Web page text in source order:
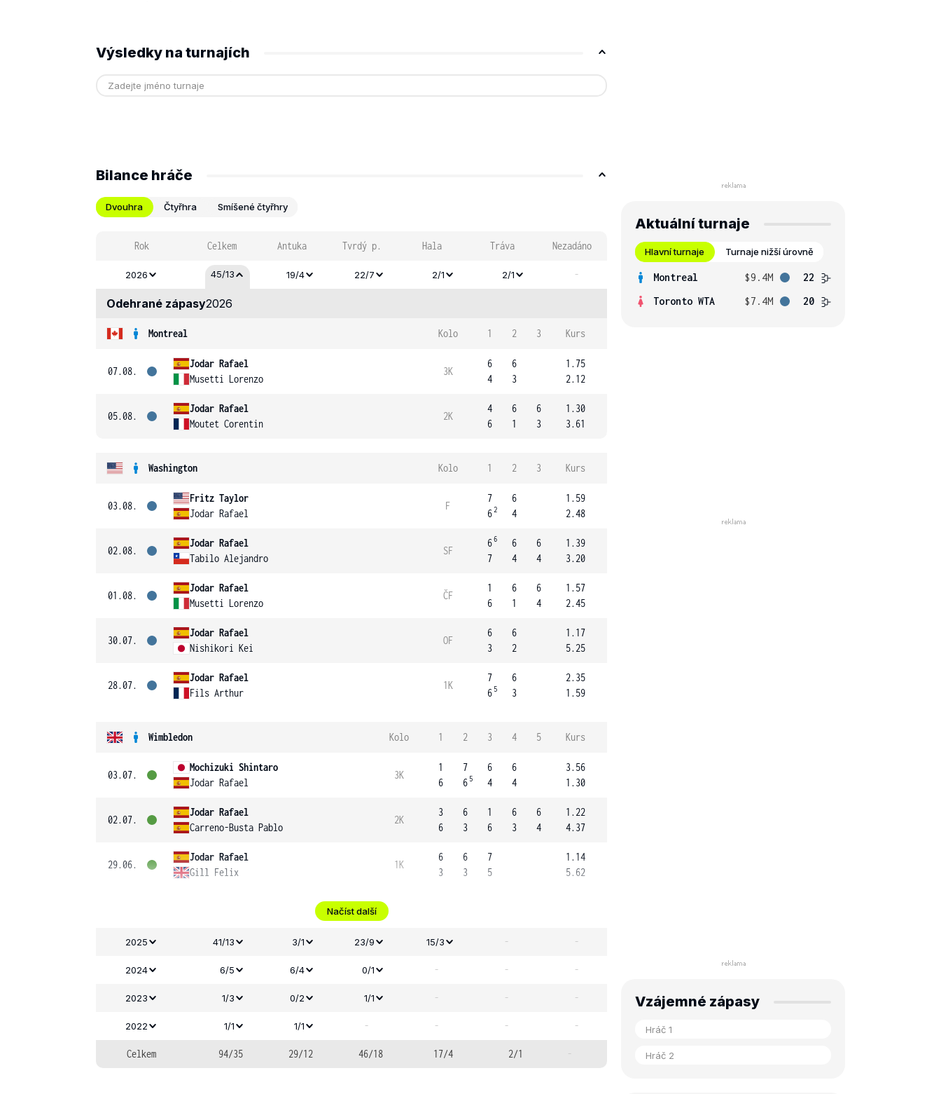
Výsledky na turnajích
Bilance hráče
Dvouhra Čtyřhra Smíšené čtyřhry
Rok Celkem Antuka Tvrdý p. Hala Tráva Nezadáno
2026 45/13 19/4 22/7 2/1 2/1 -
Odehrané zápasy2026
Montreal Kolo 1 2 3 Kurs
07.08.
Jodar Rafael
Musetti Lorenzo
3K
6
4
6
3
1.75
2.12
05.08.
Jodar Rafael
Moutet Corentin
2K
4
6
6
1
6
3
1.30
3.61
Washington Kolo 1 2 3 Kurs
03.08.
Fritz Taylor
Jodar Rafael
F
7
62
6
4
1.59
2.48
02.08.
Jodar Rafael
Tabilo Alejandro
SF
66
7
6
4
6
4
1.39
3.20
01.08.
Jodar Rafael
Musetti Lorenzo
ČF
1
6
6
1
6
4
1.57
2.45
30.07.
Jodar Rafael
Nishikori Kei
OF
6
3
6
2
1.17
5.25
28.07.
Jodar Rafael
Fils Arthur
1K
7
6 5
6
3
2.35
1.59
Wimbledon Kolo 1 2 3 4 5 Kurs
03.07.
Mochizuki Shintaro
Jodar Rafael
3K
1
6
7
6 5
6
4
6
4
3.56
1.30
02.07.
Jodar Rafael
Carreno-Busta Pablo
2K
3
6
6
3
1
6
6
3
6
4
1.22
4.37
29.06.
Jodar Rafael
Gill Felix
1K
6
3
6
3
7
5
1.14
5.62
Načíst další
2025 41/13 3/1 23/9 15/3 - -
2024 6/5 6/4 0/1 - - -
2023 1/3 0/2 1/1 - - -
2022 1/1 1/1 - - - -
Celkem 94/35 29/12 46/18 17/4 2/1 -
Aktuální turnaje
Hlavní turnaje Turnaje nižší úrovně
Montreal $9.4M
22
Toronto WTA
$7.4M 20
Vzájemné zápasy